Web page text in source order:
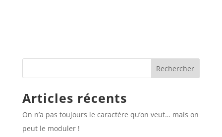
Articles récents
On n’a pas toujours le caractère qu’on veut… mais on
peut le moduler !